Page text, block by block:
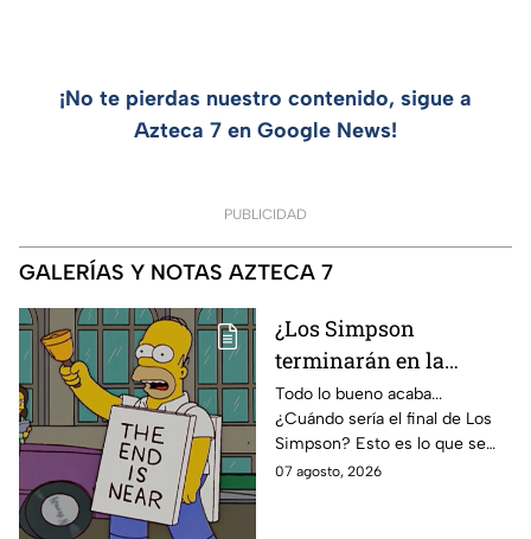
¡No te pierdas nuestro contenido, sigue a
Azteca 7 en Google News!
PUBLICIDAD
GALERÍAS Y NOTAS AZTECA 7
¿Los Simpson
terminarán en la
temporada 40? Actriz
de Bart Simpson da
IMPACTANTE
declaración
Todo lo bueno acaba...
¿Cuándo sería el final de Los
Simpson? Esto es lo que se
sabe:
07 agosto, 2026